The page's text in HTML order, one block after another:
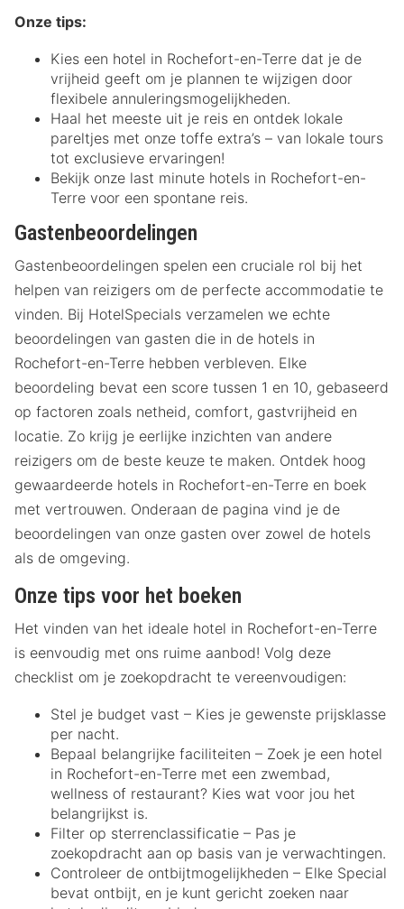
Onze tips:
Kies een hotel in Rochefort-en-Terre dat je de
vrijheid geeft om je plannen te wijzigen door
flexibele annuleringsmogelijkheden.
Haal het meeste uit je reis en ontdek lokale
pareltjes met onze toffe extra’s – van lokale tours
tot exclusieve ervaringen!
Bekijk onze last minute hotels in Rochefort-en-
Terre voor een spontane reis.
Gastenbeoordelingen
Gastenbeoordelingen spelen een cruciale rol bij het
helpen van reizigers om de perfecte accommodatie te
vinden. Bij HotelSpecials verzamelen we echte
beoordelingen van gasten die in de hotels in
Rochefort-en-Terre hebben verbleven. Elke
beoordeling bevat een score tussen 1 en 10, gebaseerd
op factoren zoals netheid, comfort, gastvrijheid en
locatie. Zo krijg je eerlijke inzichten van andere
reizigers om de beste keuze te maken. Ontdek hoog
gewaardeerde hotels in Rochefort-en-Terre en boek
met vertrouwen. Onderaan de pagina vind je de
beoordelingen van onze gasten over zowel de hotels
als de omgeving.
Onze tips voor het boeken
Het vinden van het ideale hotel in Rochefort-en-Terre
is eenvoudig met ons ruime aanbod! Volg deze
checklist om je zoekopdracht te vereenvoudigen:
Stel je budget vast – Kies je gewenste prijsklasse
per nacht.
Bepaal belangrijke faciliteiten – Zoek je een hotel
in Rochefort-en-Terre met een zwembad,
wellness of restaurant? Kies wat voor jou het
belangrijkst is.
Filter op sterrenclassificatie – Pas je
zoekopdracht aan op basis van je verwachtingen.
Controleer de ontbijtmogelijkheden – Elke Special
bevat ontbijt, en je kunt gericht zoeken naar